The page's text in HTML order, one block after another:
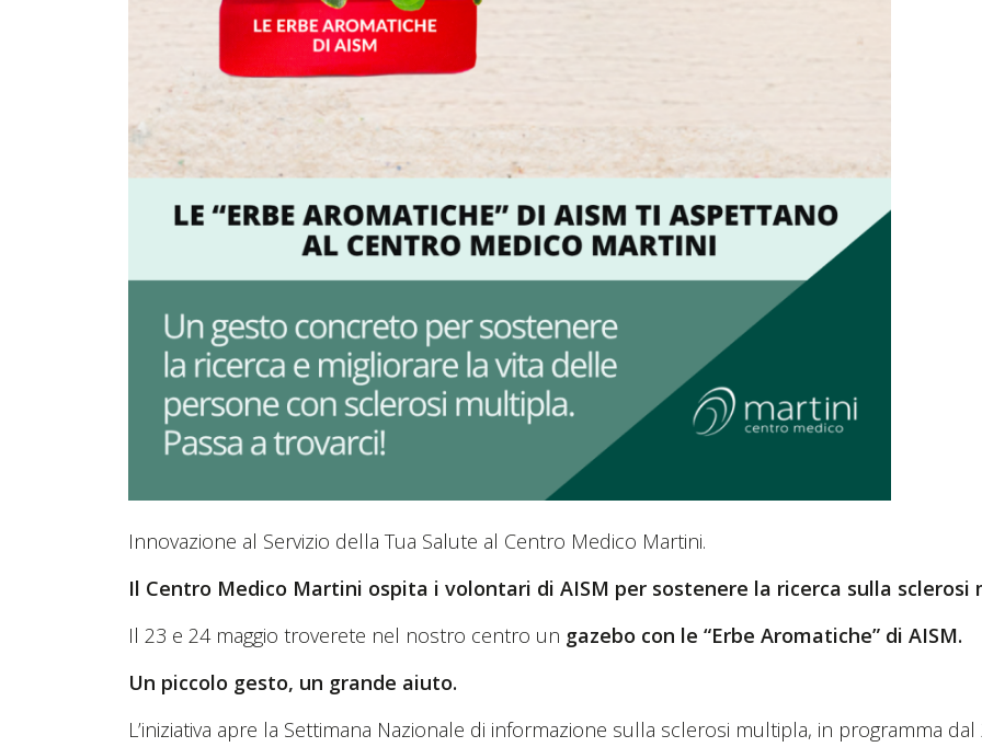
Innovazione al Servizio della Tua Salute al Centro Medico Martini.
Il Centro Medico Martini ospita i volontari di AISM per sostenere la ricerca sulla sclerosi
Il 23 e 24 maggio troverete nel nostro centro un gazebo con le “Erbe Aromatiche” di AISM.
Un piccolo gesto, un grande aiuto.
L’iniziativa apre la Settimana Nazionale di informazione sulla sclerosi multipla, in programma